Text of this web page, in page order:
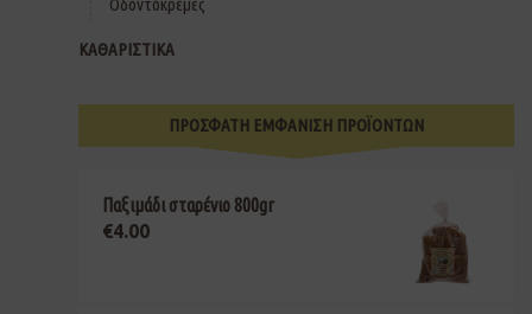
Οδοντόκρεμες
ΚΑΘΑΡΙΣΤΙΚΑ
ΠΡΟΣΦΑΤΗ ΕΜΦΑΝΙΣΗ ΠΡΟΪΟΝΤΩΝ
Παξιμάδι σταρένιο 800gr
€4.00